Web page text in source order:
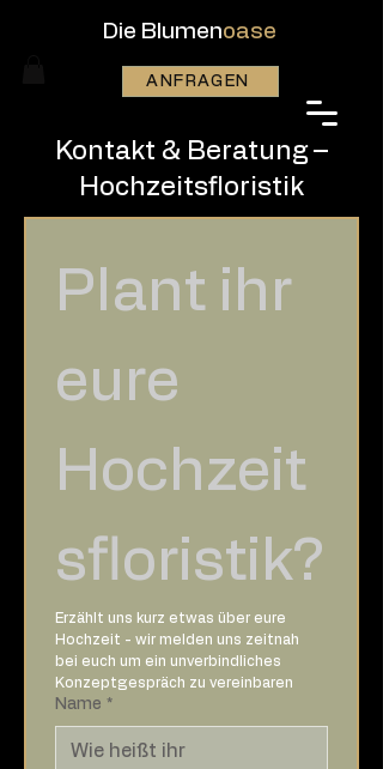
Die Blumenoase
ANFRAGEN
Kontakt & Beratung –
Hochzeitsfloristik
Plant ihr
eure
Hochzeit
sfloristik?
Erzählt uns kurz etwas über eure
Hochzeit - wir melden uns zeitnah
bei euch um ein unverbindliches
Konzeptgespräch zu vereinbaren
Name *